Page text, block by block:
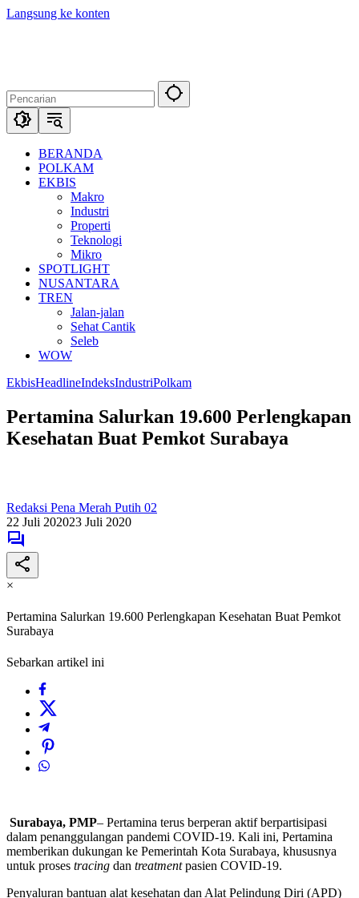
Langsung ke konten
BERANDA
POLKAM
EKBIS
Makro
Industri
Properti
Teknologi
Mikro
SPOTLIGHT
NUSANTARA
TREN
Jalan-jalan
Sehat Cantik
Seleb
WOW
EkbisHeadlineIndeksIndustriPolkam
Pertamina Salurkan 19.600 Perlengkapan
Kesehatan Buat Pemkot Surabaya
Redaksi Pena Merah Putih 02
22 Juli 202023 Juli 2020
×
Pertamina Salurkan 19.600 Perlengkapan Kesehatan Buat Pemkot
Surabaya
Sebarkan artikel ini
Surabaya, PMP– Pertamina terus berperan aktif berpartisipasi
dalam penanggulangan pandemi COVID-19. Kali ini, Pertamina
memberikan dukungan ke Pemerintah Kota Surabaya, khususnya
untuk proses tracing dan treatmentpasien COVID-19.
Penyaluran bantuan alat kesehatan dan Alat Pelindung Diri (APD)